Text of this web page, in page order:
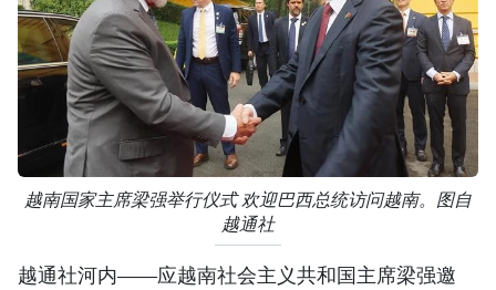
越南国家主席梁强举行仪式 欢迎巴西总统访问越南。图自
越通社
越通社河内——应越南社会主义共和国主席梁强邀